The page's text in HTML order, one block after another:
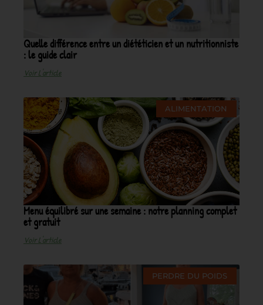
Quelle différence entre un diététicien et un nutritionniste
: le guide clair
Voir L'article
ALIMENTATION
Menu équilibré sur une semaine : notre planning complet
et gratuit
Voir L'article
PERDRE DU POIDS